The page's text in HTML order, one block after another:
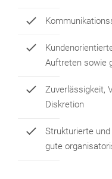
Auftreten sowie
Zuverlässigkeit,
Diskretion
Strukturierte
gute